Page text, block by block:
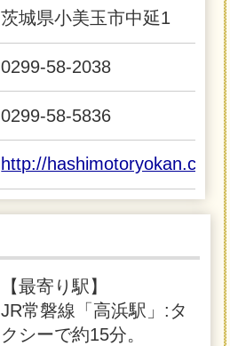
茨城県小美玉市中延1
0299-58-2038
0299-58-5836
http://hashimotoryokan.com/
【最寄り駅】
JR常磐線「高浜駅」:タ
クシーで約15分。